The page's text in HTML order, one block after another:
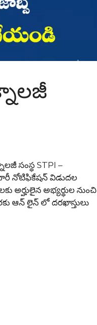
సంస్థ STPI –
నోటిఫికేషన్ విడుదల
అర్హులైన అభ్యర్థుల నుంచి
ఆన్ లైన్ లో దరఖాస్తులు